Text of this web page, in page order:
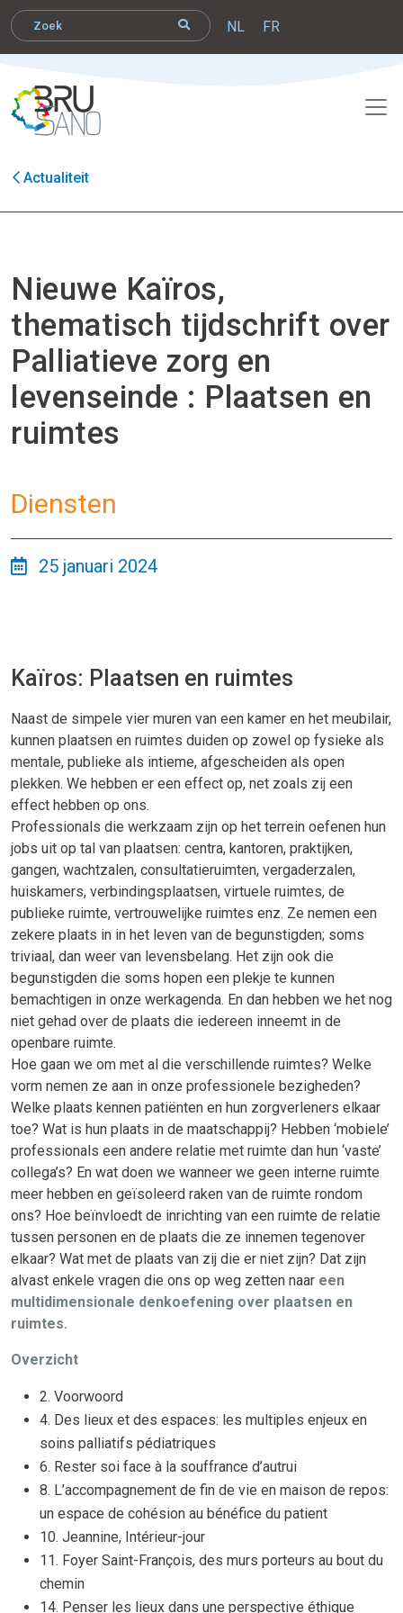
NL FR
Actualiteit
Nieuwe Kaïros,
thematisch tijdschrift over
Palliatieve zorg en
levenseinde : Plaatsen en
ruimtes
Diensten
25 januari 2024
Kaïros: Plaatsen en ruimtes
Naast de simpele vier muren van een kamer en het meubilair,
kunnen plaatsen en ruimtes duiden op zowel op fysieke als
mentale, publieke als intieme, afgescheiden als open
plekken. We hebben er een effect op, net zoals zij een
effect hebben op ons.
Professionals die werkzaam zijn op het terrein oefenen hun
jobs uit op tal van plaatsen: centra, kantoren, praktijken,
gangen, wachtzalen, consultatieruimten, vergaderzalen,
huiskamers, verbindingsplaatsen, virtuele ruimtes, de
publieke ruimte, vertrouwelijke ruimtes enz. Ze nemen een
zekere plaats in in het leven van de begunstigden; soms
triviaal, dan weer van levensbelang. Het zijn ook die
begunstigden die soms hopen een plekje te kunnen
bemachtigen in onze werkagenda. En dan hebben we het nog
niet gehad over de plaats die iedereen inneemt in de
openbare ruimte.
Hoe gaan we om met al die verschillende ruimtes? Welke
vorm nemen ze aan in onze professionele bezigheden?
Welke plaats kennen patiënten en hun zorgverleners elkaar
toe? Wat is hun plaats in de maatschappij? Hebben ‘mobiele’
professionals een andere relatie met ruimte dan hun ‘vaste’
collega’s? En wat doen we wanneer we geen interne ruimte
meer hebben en geïsoleerd raken van de ruimte rondom
ons? Hoe beïnvloedt de inrichting van een ruimte de relatie
tussen personen en de plaats die ze innemen tegenover
elkaar? Wat met de plaats van zij die er niet zijn? Dat zijn
alvast enkele vragen die ons op weg zetten naar een
multidimensionale denkoefening over plaatsen en
ruimtes.
Overzicht
2. Voorwoord
4. Des lieux et des espaces: les multiples enjeux en
soins palliatifs pédiatriques
6. Rester soi face à la souffrance d’autrui
8. L’accompagnement de fin de vie en maison de repos:
un espace de cohésion au bénéfice du patient
10. Jeannine, Intérieur-jour
11. Foyer Saint-François, des murs porteurs au bout du
chemin
14. Penser les lieux dans une perspective éthique